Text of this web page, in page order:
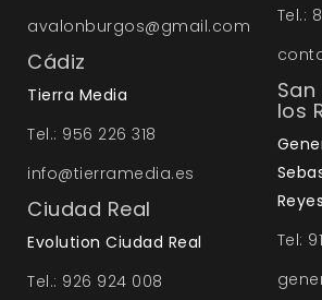
avalonburgos@gmail.com
Cádiz
Tierra Media
Tel.: 956 226 318
info@tierramedia.es
Ciudad Real
Evolution Ciudad Real
Tel.: 926 924 008
Tel.:
los
Reyes
Tel: